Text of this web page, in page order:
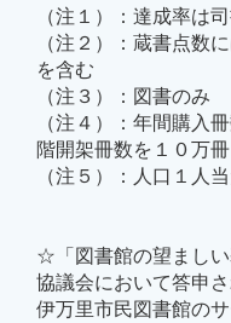
（注１）：達成率は
（注２）：蔵書点数
を含む
（注３）：図書のみ
（注４）：年間購入
階開架冊数を１０万冊
（注５）：人口１人
☆「図書館の望まし
協議会において答申
伊万里市民図書館の